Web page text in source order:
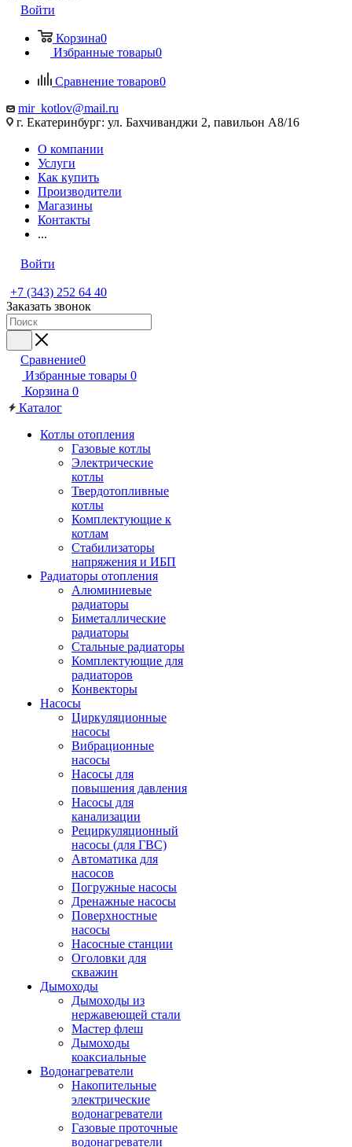
Войти
Корзина0
Избранные товары0
Сравнение товаров0
mir_kotlov@mail.ru
г. Екатеринбург: ул. Бахчиванджи 2, павильон А8/16
О компании
Услуги
Как купить
Производители
Магазины
Контакты
...
Войти
+7 (343) 252 64 40
Заказать звонок
Сравнение0
Избранные товары 0
Корзина 0
Каталог
Котлы отопления
Газовые котлы
Электрические
котлы
Твердотопливные
котлы
Комплектующие к
котлам
Стабилизаторы
напряжения и ИБП
Радиаторы отопления
Алюминиевые
радиаторы
Биметаллические
радиаторы
Стальные радиаторы
Комплектующие для
радиаторов
Конвекторы
Насосы
Циркуляционные
насосы
Вибрационные
насосы
Насосы для
повышения давления
Насосы для
канализации
Рециркуляционный
насосы (для ГВС)
Автоматика для
насосов
Погружные насосы
Дренажные насосы
Поверхностные
насосы
Насосные станции
Оголовки для
скважин
Дымоходы
Дымоходы из
нержавеющей стали
Мастер флеш
Дымоходы
коаксиальные
Водонагреватели
Накопительные
электрические
водонагреватели
Газовые проточные
водонагреватели